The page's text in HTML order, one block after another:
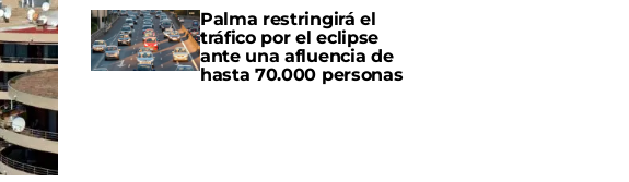
Palma restringirá el
tráfico por el eclipse
ante una afluencia de
hasta 70.000 personas